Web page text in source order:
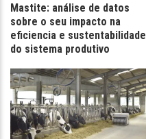
Mastite: análise de datos
sobre o seu impacto na
eficiencia e sustentabilidade
do sistema produtivo